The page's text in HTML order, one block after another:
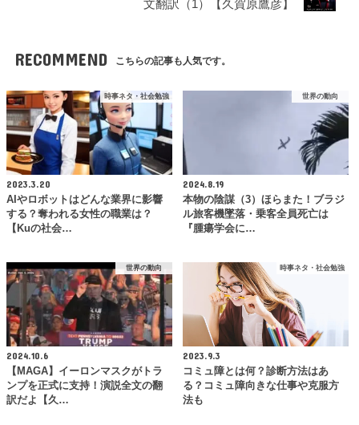
文翻訳（1）【久賀原鷹彦】
RECOMMEND こちらの記事も人気です。
時事ネタ・社会勉強
2023.3.20
AIやロボットはどんな業界に影響
する？奪われる女性の職業は？
【Kuの社会…
世界の動向
2024.8.19
本物の陰謀（3）ほらまた！ブラジ
ル旅客機墜落・乗客全員死亡は
『腫瘍学会に…
世界の動向
2024.10.6
【MAGA】イーロンマスクがトラ
ンプを正式に支持！演説全文の翻
訳だよ【久…
時事ネタ・社会勉強
2023.9.3
コミュ障とは何？診断方法はあ
る？コミュ障向きな仕事や克服方
法も